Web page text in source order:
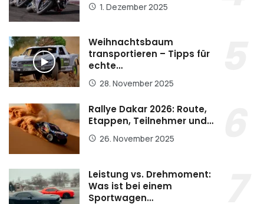
1. Dezember 2025
Weihnachtsbaum
transportieren – Tipps für
echte…
28. November 2025
Rallye Dakar 2026: Route,
Etappen, Teilnehmer und…
26. November 2025
Leistung vs. Drehmoment:
Was ist bei einem
Sportwagen…